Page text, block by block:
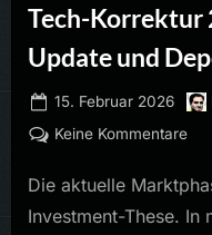
Tech-Korrektur
Update und
Posted
on
15. Februar 2026
Keine Kommentarezu
Die aktuelle
Investment-These. In